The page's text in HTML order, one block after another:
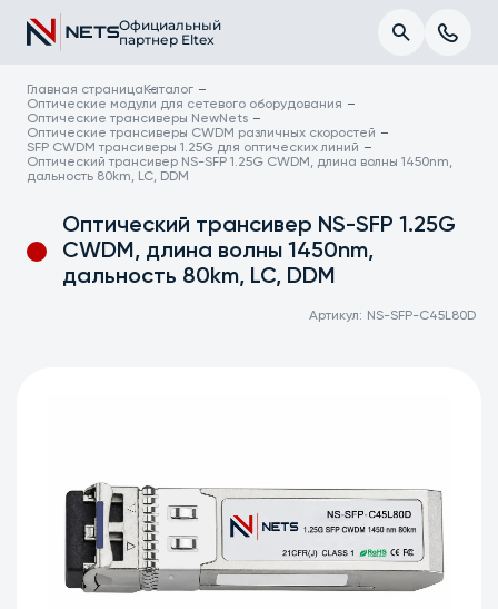
Официальный
партнер Eltex
Главная страница Каталог
Оптические модули для сетевого оборудования
Оптические трансиверы NewNets
Оптические трансиверы CWDM различных скоростей
SFP CWDM трансиверы 1.25G для оптических линий
Оптический трансивер NS-SFP 1.25G CWDM, длина волны 1450nm,
дальность 80km, LC, DDM
Оптический трансивер NS-SFP 1.25G
CWDM, длина волны 1450nm,
дальность 80km, LC, DDM
Артикул: NS-SFP-C45L80D